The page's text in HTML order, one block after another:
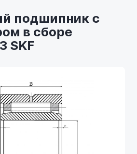
подшипник с
в сборе
SKF